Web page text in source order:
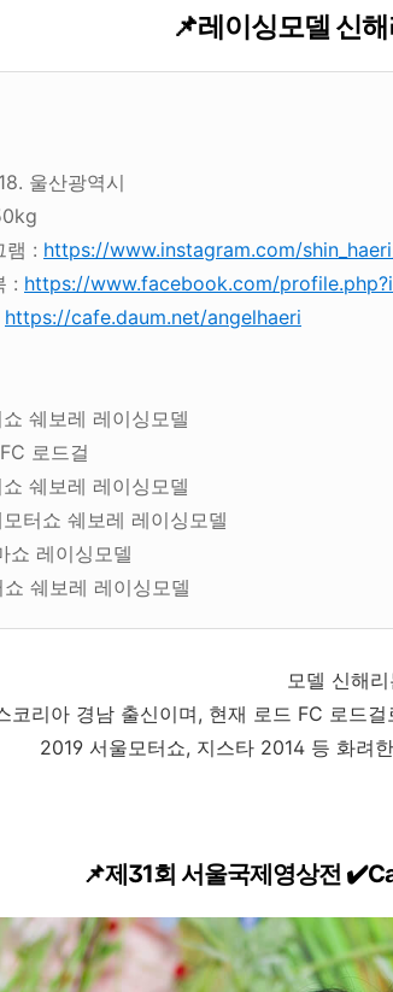
📌레이싱모델 신
울산광역시
램 : https://www.instagram.com/
: https://www.facebook.com/
https://cafe.daum.net/angelhaeri
쉐보레 레이싱모델
로드걸
쉐보레 레이싱모델
터쇼 쉐보레 레이싱모델
쇼 레이싱모델
쉐보레 레이싱모델
모델 신해리
코리아 경남 출신이며, 현재 로드 FC 로드
2019 서울모터쇼, 지스타 2014 등 화려
📌제31회 서울국제영상전